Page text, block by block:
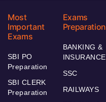
Most
Important
Exams
SBI PO
Preparation
SBI CLERK
Preparation
Exams
Preparation
BANKING &
INSURANCE
SSC
RAILWAYS